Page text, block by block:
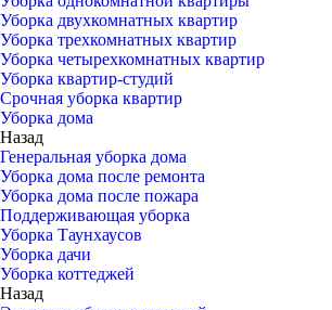
Уборка двухкомнатных квартир
Уборка трехкомнатных квартир
Уборка четырехкомнатных квартир
Уборка квартир-студий
Срочная уборка квартир
Уборка дома
Назад
Генеральная уборка дома
Уборка дома после ремонта
Уборка дома после пожара
Поддерживающая уборка
Уборка Таунхаусов
Уборка дачи
Уборка коттеджей
Назад